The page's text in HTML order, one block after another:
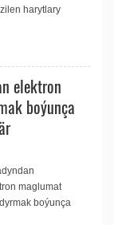
harytlary
elektron
boýunça
maglumat
boýunça